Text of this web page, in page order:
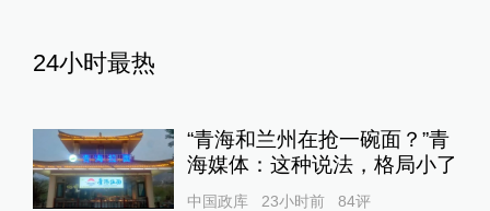
24小时最热
“青海和兰州在抢一碗面？”青
海媒体：这种说法，格局小了
中国政库 23小时前 84评